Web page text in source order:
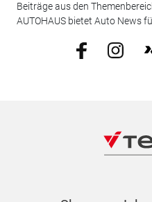
Beiträge aus den
AUTOHAUS bietet Auto News